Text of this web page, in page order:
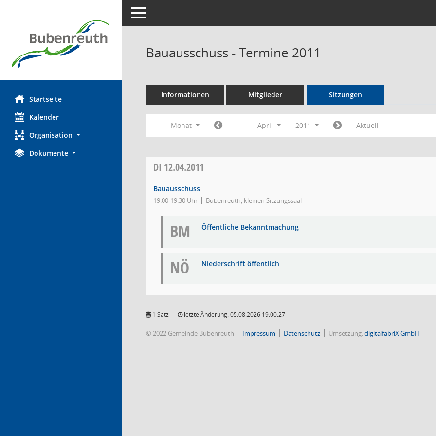
Startseite
Kalender
Organisation
Dokumente
Toggle navigation
Bauausschuss - Termine 2011
Informationen Mitglieder Sitzungen
Monat April 2011 Aktuell
DI 12.04.2011
Bauausschuss
19:00-19:30 Uhr Bubenreuth, kleinen Sitzungssaal
BM Öffentliche Bekanntmachung
NÖ Niederschrift öffentlich
1 Satz letzte Änderung: 05.08.2026 19:00:27
© 2022 Gemeinde Bubenreuth Impressum Datenschutz Umsetzung:digitalfabriX GmbH